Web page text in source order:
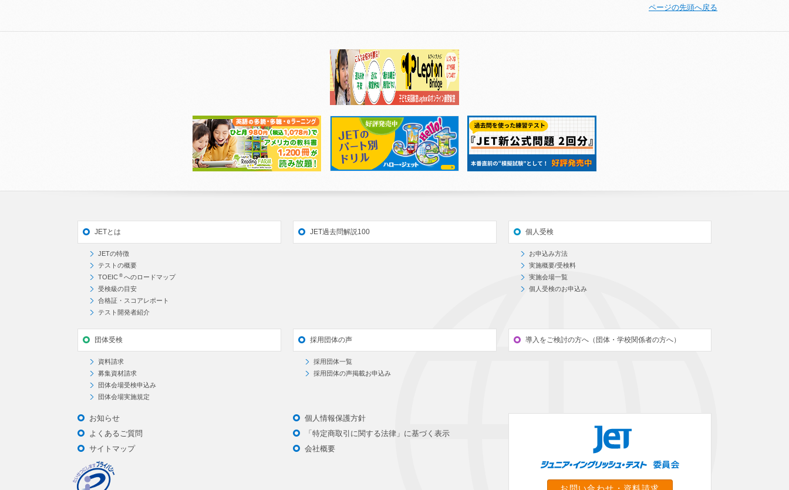
ページの先頭へ戻る
JETとは
JETの特徴
テストの概要
TOEIC ® へのロードマップ
受検級の目安
合格証・スコアレポート
テスト開発者紹介
JET過去問解説100 個人受検
お申込み方法
実施概要/受検料
実施会場一覧
個人受検のお申込み
団体受検
資料請求
募集資材請求
団体会場受検申込み
団体会場実施規定
採用団体の声
採用団体一覧
採用団体の声掲載お申込み
導入をご検討の方へ（団体・学校関係者の方へ）
お知らせ
よくあるご質問
サイトマップ
個人情報保護方針
「特定商取引に関する法律」に基づく表示
会社概要